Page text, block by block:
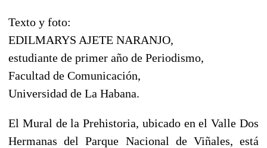
Texto y foto:
EDILMARYS AJETE NARANJO,
estudiante de primer año de Periodismo,
Facultad de Comunicación,
Universidad de La Habana.
El Mural de la Prehistoria, ubicado en el Valle Dos
Hermanas del Parque Nacional de Viñales, está